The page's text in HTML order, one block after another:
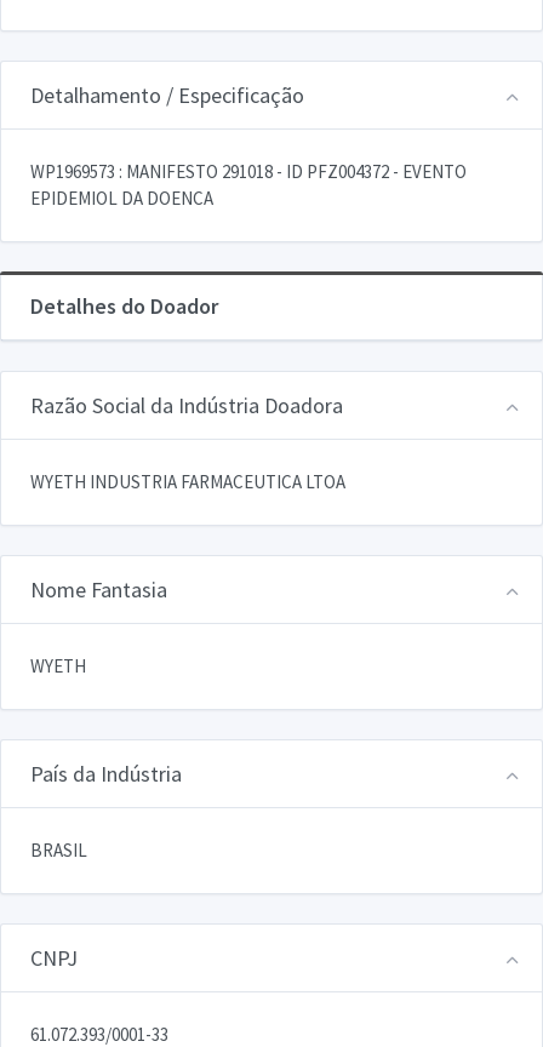
Detalhamento / Especificação
WP1969573 : MANIFESTO 291018 - ID PFZ004372 - EVENTO
EPIDEMIOL DA DOENCA
Detalhes do Doador
Razão Social da Indústria Doadora
WYETH INDUSTRIA FARMACEUTICA LTOA
Nome Fantasia
WYETH
País da Indústria
BRASIL
CNPJ
61.072.393/0001-33